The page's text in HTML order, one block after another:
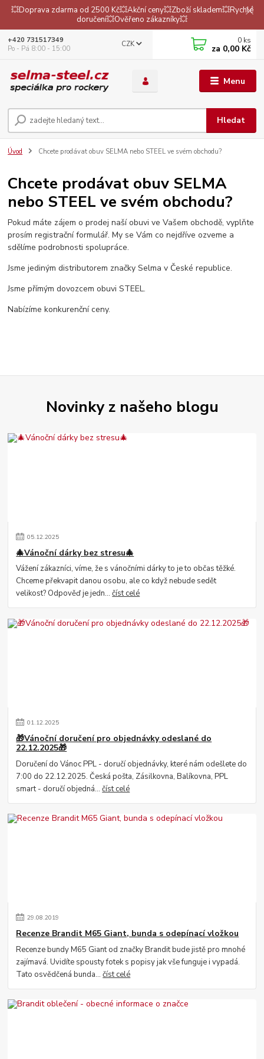
💥Doprava zdarma od 2500 Kč💥Akční ceny💥Zboží skladem💥Rychlé
doručení💥Ověřeno zákazníky💥
Menu
CZK
Hledat
+420 731517349
Po - Pá 8:00 - 15:00
0 ks
za 0,00 Kč
Úvod Chcete prodávat obuv SELMA nebo STEEL ve svém obchodu?
Chcete prodávat obuv SELMA
nebo STEEL ve svém obchodu?
Pokud máte zájem o prodej naší obuvi ve Vašem obchodě, vyplňte
prosím registrační formulář. My se Vám co nejdříve ozveme a
sdělíme podrobnosti spolupráce.
Jsme jediným distributorem značky Selma v České republice.
Jsme přímým dovozcem obuvi STEEL.
Nabízíme konkurenční ceny.
Novinky z našeho blogu
05.12.2025
🎄Vánoční dárky bez stresu🎄
Vážení zákazníci, víme, že s vánočními dárky to je to občas těžké.
Chceme překvapit danou osobu, ale co když nebude sedět
velikost? Odpověď je jedn...číst celé
01.12.2025
🎁Vánoční doručení pro objednávky odeslané do
22.12.2025🎁
Doručení do Vánoc PPL - doručí objednávky, které nám odešlete do
7:00 do 22.12.2025. Česká pošta, Zásilkovna, Balíkovna, PPL
smart - doručí objedná...číst celé
29.08.2019
Recenze Brandit M65 Giant, bunda s odepínací vložkou
Recenze bundy M65 Giant od značky Brandit bude jistě pro mnohé
zajímavá. Uvidíte spousty fotek s popisy jak vše funguje i vypadá.
Tato osvědčená bunda...číst celé